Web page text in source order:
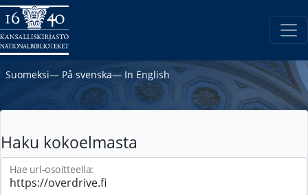
Suomeksi― På svenska― In English
Haku kokoelmasta
Hae url-osoitteella: